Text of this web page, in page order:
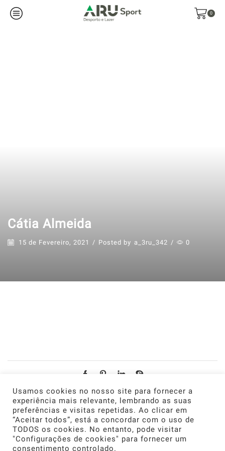
0
Cátia Almeida
15 de Fevereiro, 2021 / Posted by a_3ru_342 / 0
About Author
A_3ru_342
Usamos cookies no nosso site para fornecer a
experiência mais relevante, lembrando as suas
preferências e visitas repetidas. Ao clicar em
“Aceitar todos”, está a concordar com o uso de
TODOS os cookies. No entanto, pode visitar
"Configurações de cookies" para fornecer um
consentimento controlado.